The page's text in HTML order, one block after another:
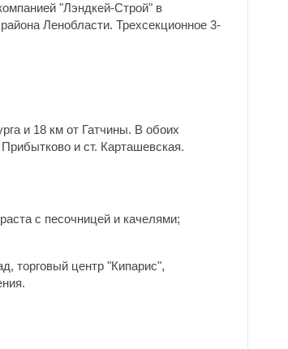
"Лэндкей-Строй" в
Ленобласти. Трехсекционное 3-
и 18 км от Гатчины. В обоих
и ст. Карташевская.
с песочницей и качелями;
торговый центр "Кипарис",